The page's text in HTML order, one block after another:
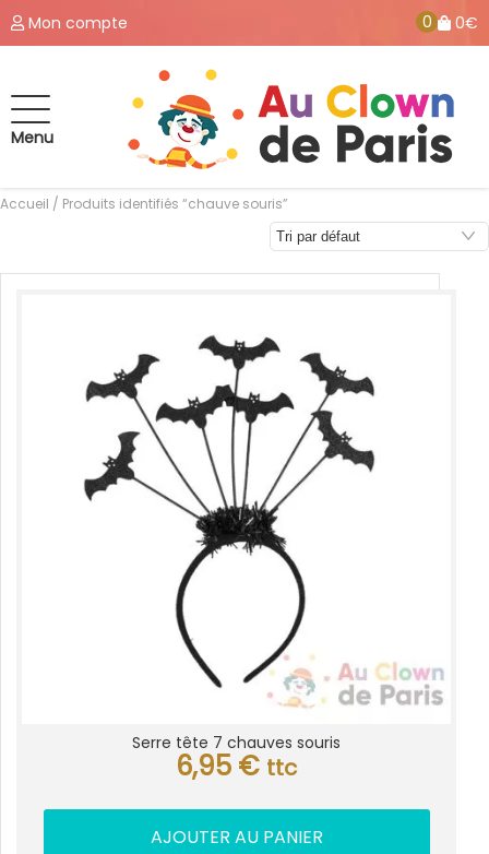
Mon compte 0 0€
Menu
Accueil / Produits identifiés “chauve souris”
Serre tête 7 chauves souris
6,95 € ttc
AJOUTER AU PANIER